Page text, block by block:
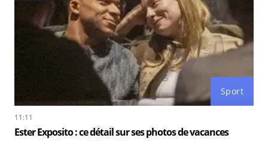
Sport
11:11
Ester Exposito : ce détail sur ses photos de vacances